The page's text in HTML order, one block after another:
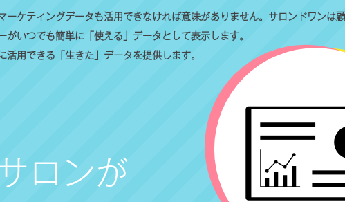
ケティングデータも活用できなければ意味がありません。サロンドワンは顧
いつでも簡単に「使える」データとして表示します。
用できる「生きた」データを提供します。
ロンが